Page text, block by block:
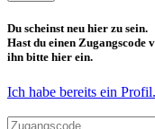
Du scheinst neu hier zu sein.
Hast du einen Zugangscode
ihn bitte hier ein.
Ich habe bereits ein Profil.